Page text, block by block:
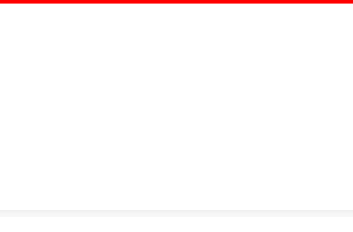
Tarihçi Yusuf Halaçoğlu’ndan TBMM’ye Sunulan Yasa Teklifine Sert Eleştiri: